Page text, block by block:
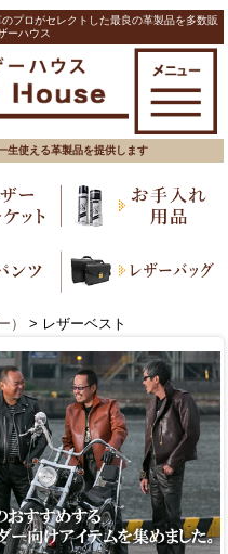
プロがセレクトした最良の革製品を多数販
ーハウス
生使える革製品を提供します
） > レザーベスト